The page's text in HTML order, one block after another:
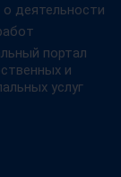
деятельности
портал
и
услуг